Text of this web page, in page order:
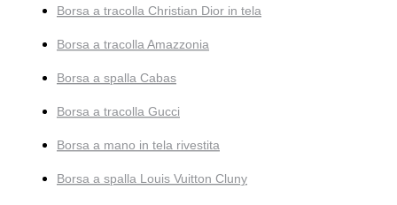
Borsa a tracolla Christian Dior in tela
Borsa a tracolla Amazzonia
Borsa a spalla Cabas
Borsa a tracolla Gucci
Borsa a mano in tela rivestita
Borsa a spalla Louis Vuitton Cluny